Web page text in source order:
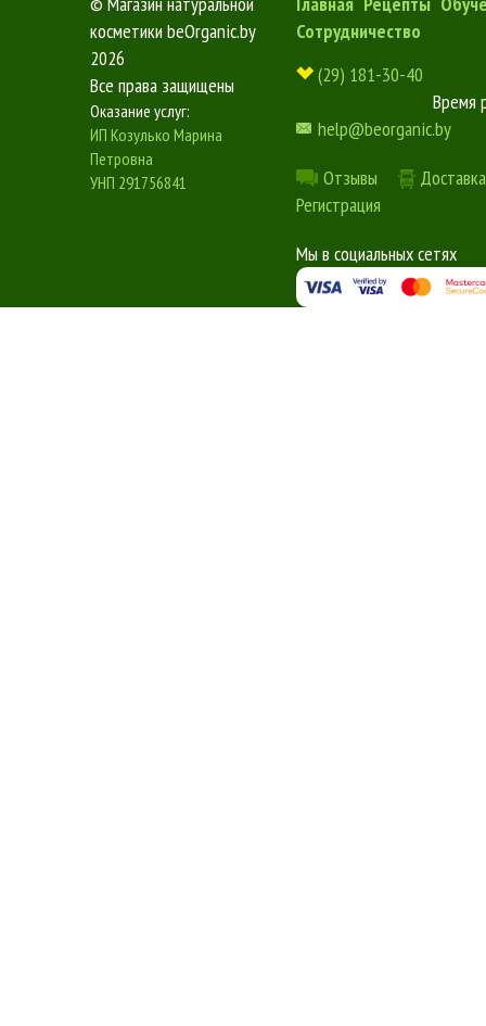
косметики beOrganic.by
2026
Все права защищены
Оказание услуг:
ИП Козулько Марина
Петровна
УНП 291756841
Сотрудничество
(29) 181-30-40
Время
help@beorganic.by
Отзывы
Регистрация
Мы в социальных сетях